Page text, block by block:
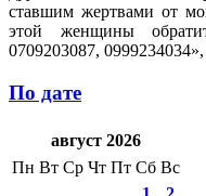
ставшим жертвами от
этой женщины
0709203087,
По дате
август 2026
Пн Вт Ср Чт Пт Сб Вс